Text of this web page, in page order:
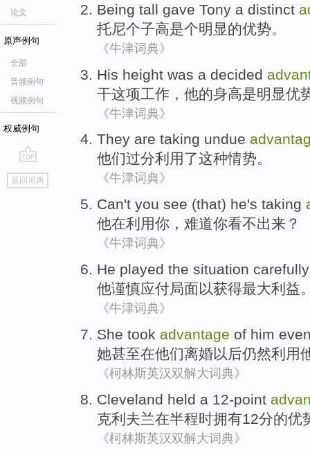
论文
原声例句
全部
音频例句
视频例句
权威例句
go
top
返回词典
Being tall gave Tony a distinct
托尼个子高是个明显的优势。
《牛津词典》
His height was a decided
干这项工作， 他的身高是明显优
《牛津词典》
They are taking undue
他们过分利用了这种情势。
《牛津词典》
Can't you see (that) he's taking
他在利用你 ， 难道你看不出来？
《牛津词典》
He played the situation carefully
他谨慎应付局面以获得最大利益
《牛津词典》
She took advantage of him
她甚至在他们离婚以后仍然利用
《柯林斯英汉双解大词典》
Cleveland held a 12-point
克利 夫兰在半程时拥有12分的优
《柯林斯英汉双解大词典》